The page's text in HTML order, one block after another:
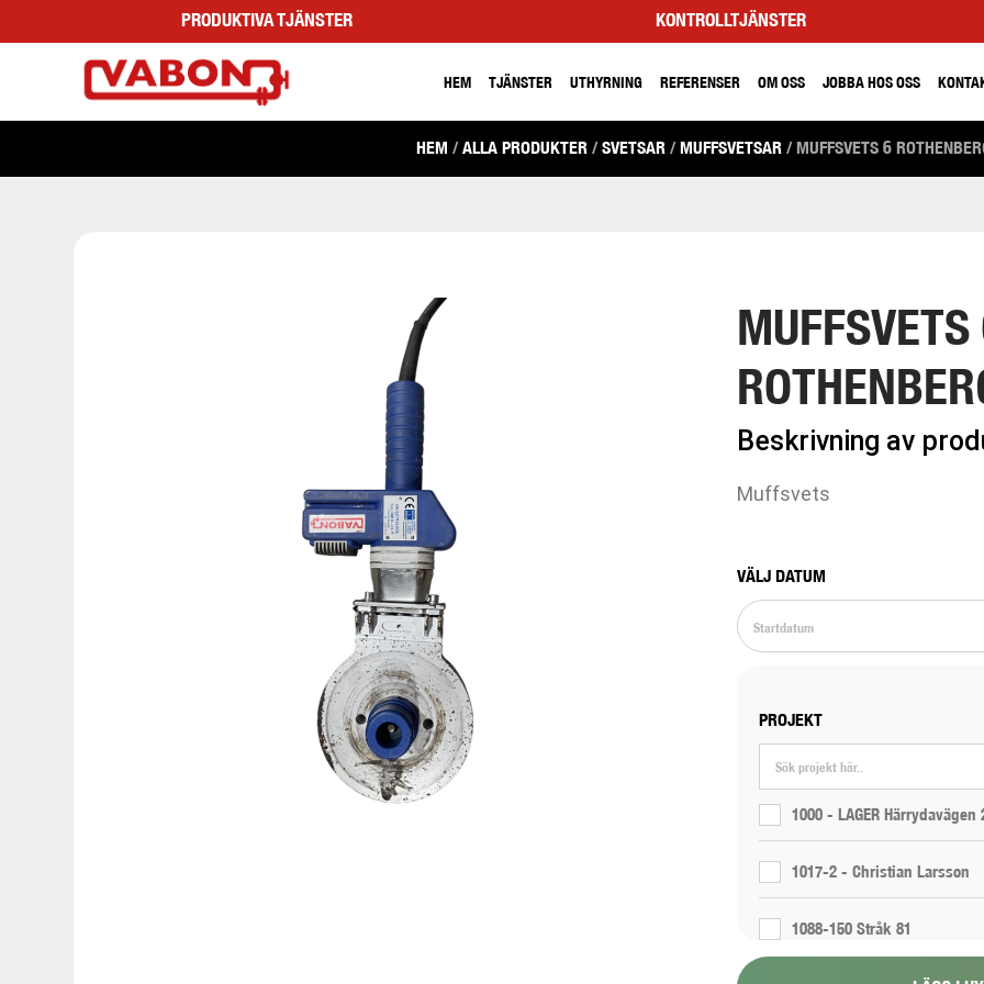
PRODUKTIVA TJÄNSTER KONTROLLTJÄNSTER
HEM TJÄNSTER UTHYRNING REFERENSER OM OSS JOBBA HOS OSS
HEM /ALLA PRODUKTER/SVETSAR/MUFFSVETSAR/ MUFFSVETS 6
Beskrivning av
Muffsvets
VÄLJ DATUM
PROJEKT
1000 - LAGER Härrydavägen
1017-2 - Christian Larsson
1088-150 Stråk 81